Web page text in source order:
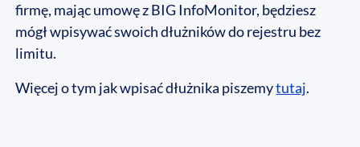
firmę, mając umowę z BIG InfoMonitor, będziesz
mógł wpisywać swoich dłużników do rejestru bez
limitu.
Więcej o tym jak wpisać dłużnika piszemytutaj.